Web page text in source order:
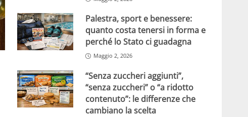
Palestra, sport e benessere:
quanto costa tenersi in forma e
perché lo Stato ci guadagna
Maggio 2, 2026
“Senza zuccheri aggiunti”,
“senza zuccheri” o “a ridotto
contenuto”: le differenze che
cambiano la scelta